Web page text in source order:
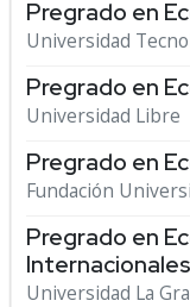
Pregrado en
Universidad
Pregrado en
Universidad Libre
Pregrado en
Fundación
Pregrado en
Internacionales
Universidad La